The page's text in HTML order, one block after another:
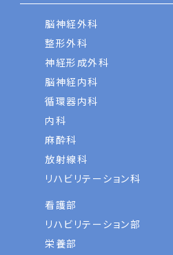
脳神経外科
整形外科
神経形成外科
脳神経内科
循環器内科
内科
麻酔科
放射線科
リハビリテーション科
看護部
リハビリテーション部
栄養部